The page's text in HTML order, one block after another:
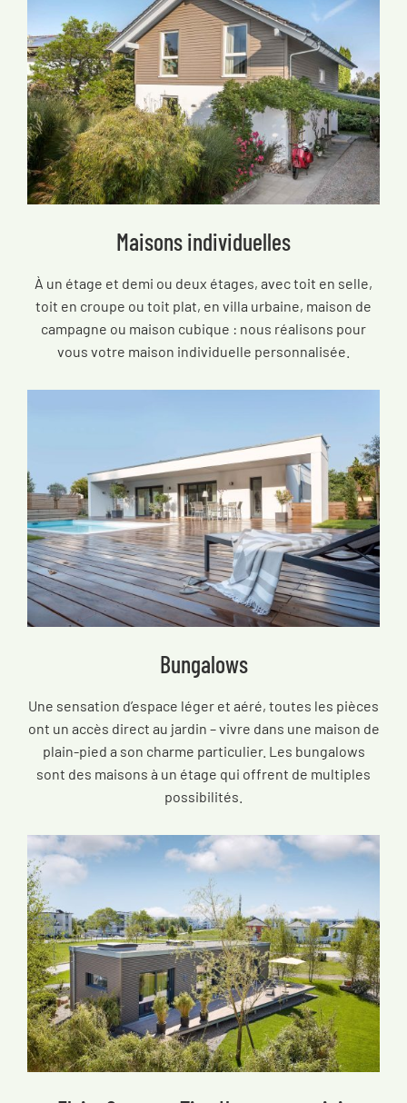
Maisons individuelles
À un étage et demi ou deux étages, avec toit en selle,
toit en croupe ou toit plat, en villa urbaine, maison de
campagne ou maison cubique : nous réalisons pour
vous votre maison individuelle personnalisée.
Bungalows
Une sensation d’espace léger et aéré, toutes les pièces
ont un accès direct au jardin – vivre dans une maison de
plain-pied a son charme particulier. Les bungalows
sont des maisons à un étage qui offrent de multiples
possibilités.